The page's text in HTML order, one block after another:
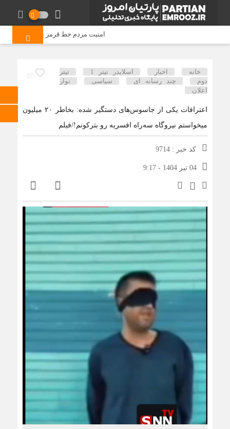
امنیت مردم خط قرمز پلیس است/ افزایش ۴۳ درصدی کشفیات مواد مخدر و رشد ۶۸ درصدی کشف سرقت در
27
خانه اخبار اسلایدر تیتر 1
تیتر
دوم
چند رسانه ای سیاسی
نوار
اعلان
اعترافات یکی از جاسوس‌های دستگیر شده: بخاطر ۲۰ میلیون
میخواستم نیروگاه سه‌راه افسریه رو بترکونم!/فیلم
کد خبر : 9714
04 تیر 1404 - 9:17